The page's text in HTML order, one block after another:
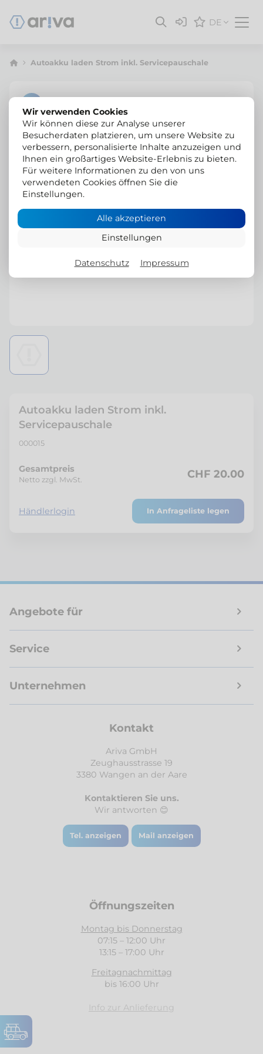
DE
Autoakku laden Strom inkl. Servicepauschale
Autoakku laden Strom inkl.
Servicepauschale
000015
Gesamtpreis
Netto zzgl. MwSt. CHF 20.00
Händlerlogin In Anfrageliste legen
Angebote für
Service
Unternehmen
Kontakt
Ariva GmbH
Zeughausstrasse 19
3380 Wangen an der Aare
Kontaktieren Sie uns.
Wir antworten 😊
Tel. anzeigen Mail anzeigen
Öffnungszeiten
Montag bis Donnerstag
07:15 – 12:00 Uhr
13:15 – 17:00 Uhr
Freitagnachmittag
bis 16:00 Uhr
Info zur Anlieferung
Wir verwenden Cookies
Wir können diese zur Analyse unserer
Besucherdaten platzieren, um unsere Website zu
verbessern, personalisierte Inhalte anzuzeigen und
Ihnen ein großartiges Website-Erlebnis zu bieten.
Für weitere Informationen zu den von uns
verwendeten Cookies öffnen Sie die
Einstellungen.
Alle akzeptieren
Einstellungen
Datenschutz Impressum